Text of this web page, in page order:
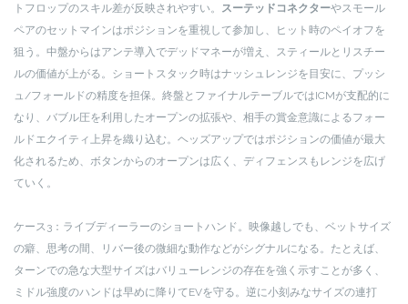
トフロップのスキル差が反映されやすい。 スーテッドコネクターやスモール
ペアのセットマインはポジションを重視して参加し、ヒット時のペイオフを
狙う。中盤からはアンテ導入でデッドマネーが増え、スティールとリスチー
ルの価値が上がる。ショートスタック時はナッシュレンジを目安に、プッシ
ュ/フォールドの精度を担保。終盤とファイナルテーブルではICMが支配的に
なり、バブル圧を利用したオープンの拡張や、相手の賞金意識によるフォー
ルドエクイティ上昇を織り込む。ヘッズアップではポジションの価値が最大
化されるため、ボタンからのオープンは広く、ディフェンスもレンジを広げ
ていく。
ケース3：ライブディーラーのショートハンド。映像越しでも、ベットサイズ
の癖、思考の間、リバー後の微細な動作などがシグナルになる。たとえば、
ターンでの急な大型サイズはバリューレンジの存在を強く示すことが多く、
ミドル強度のハンドは早めに降りてEVを守る。逆に小刻みなサイズの連打